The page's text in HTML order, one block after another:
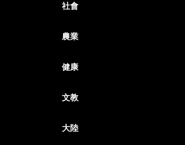
社會
農業
健康
文教
大陸